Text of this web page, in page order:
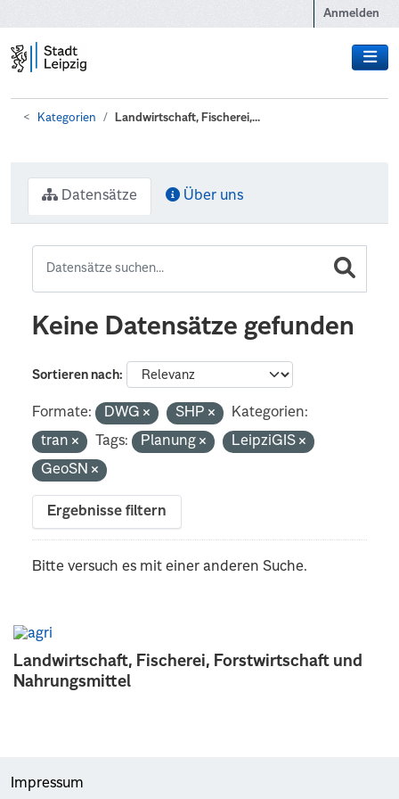
Anmelden
Kategorien Landwirtschaft, Fischerei,...
Landwirtschaft, Fischerei, Forstwirtschaft und
Nahrungsmittel
Datensätze Über uns
Keine Datensätze gefunden
Sortieren nach
Formate: DWG SHP
Kategorien:
tran
Tags: Planung
LeipziGIS
GeoSN
Ergebnisse filtern
Bitte versuch es mit einer anderen Suche.
Impressum